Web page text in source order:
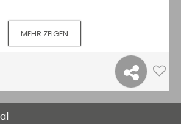
MEHR ZEIGEN